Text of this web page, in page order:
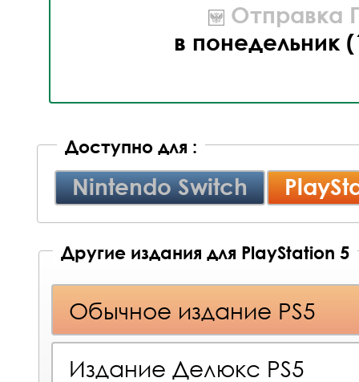
Отправка
в понедельник
Доступно для :
Nintendo Switch
Другие издания для PlayStation 5
Обычное издание PS5
Издание Делюкс PS5